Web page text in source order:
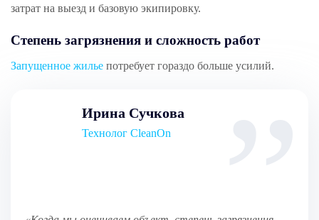
затрат на выезд и базовую экипировку.
Степень загрязнения и сложность работ
Запущенное жилье потребует гораздо больше усилий.
Ирина Сучкова
Технолог CleanOn